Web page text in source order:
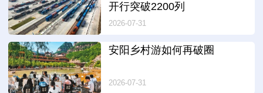
开行突破2200列
2026-07-31
安阳乡村游如何再破圈
2026-07-31